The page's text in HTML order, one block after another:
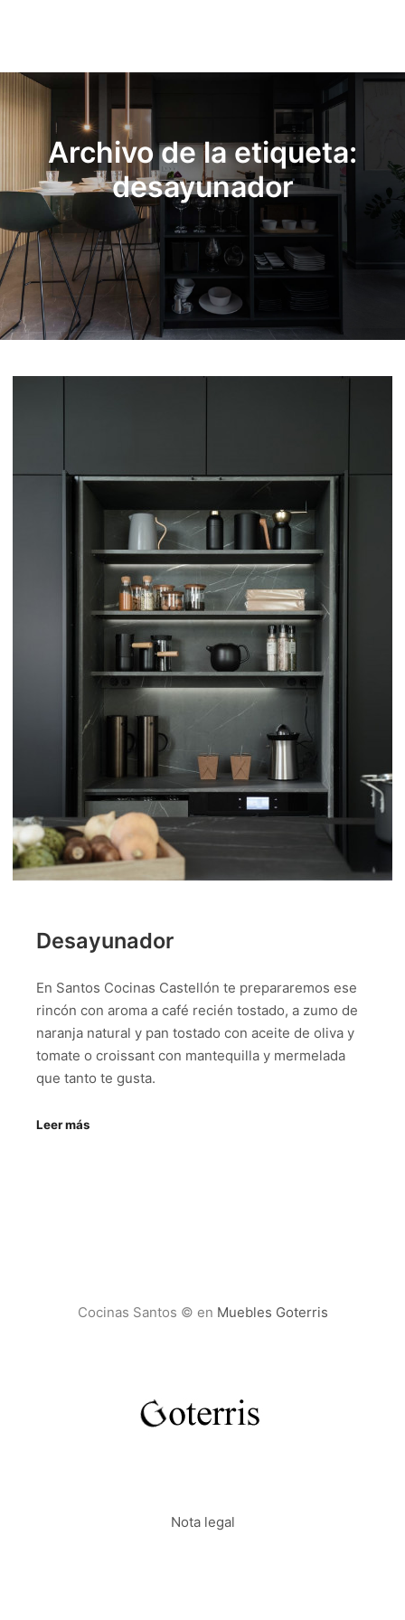
Archivo de la etiqueta:
desayunador
Desayunador
En Santos Cocinas Castellón te prepararemos ese
rincón con aroma a café recién tostado, a zumo de
naranja natural y pan tostado con aceite de oliva y
tomate o croissant con mantequilla y mermelada
que tanto te gusta.
Leer más
Cocinas Santos © en Muebles Goterris
Nota legal